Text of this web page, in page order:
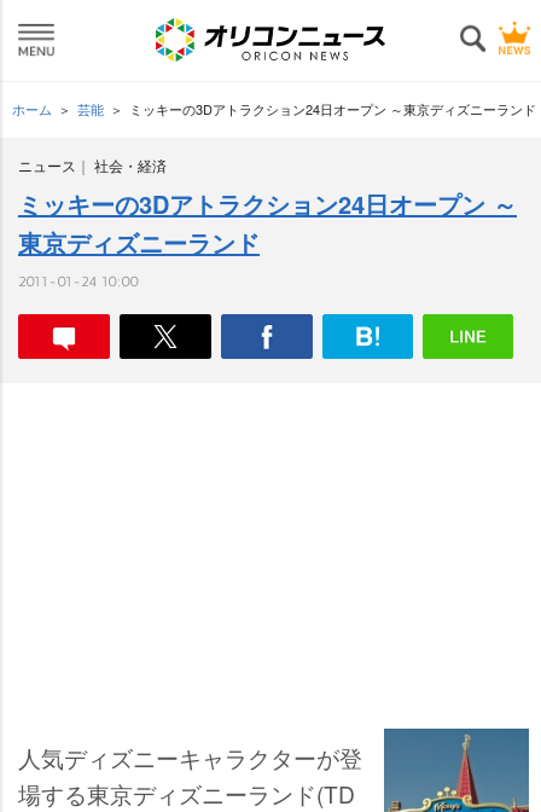
ホーム 芸能 ミッキーの3Dアトラクション24日オープン ～東京ディズニーランド
ニュース 社会・経済
ミッキーの3Dアトラクション24日オープン ～
東京ディズニーランド
2011-01-24 10:00
人気ディズニーキャラクターが登
場する東京ディズニーランド(TD